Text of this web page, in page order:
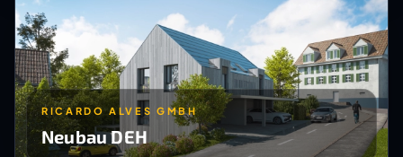
RICARDO ALVES GMBH
Neubau DEH